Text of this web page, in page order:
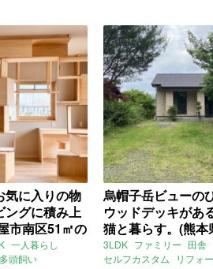
気に入りの物
ングに積み上
市南区51㎡の
一人暮らし
多頭飼い
烏帽子岳ビューの
ウッドデッキがあ
猫と暮らす。(熊本
57㎡の賃貸物件)
3LDK ファミリー 田舎
セルフカスタム
リフォ